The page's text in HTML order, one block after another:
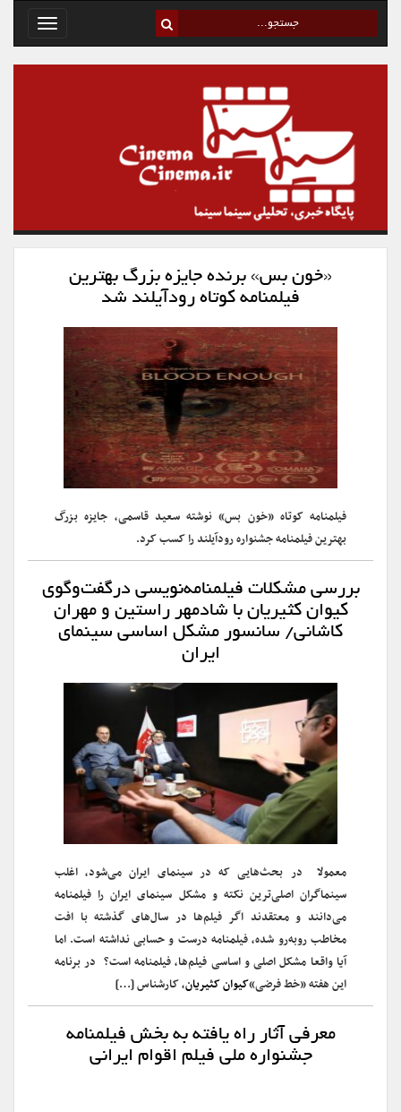
Toggle
«خون ‌بس» برنده جایزه بزرگ بهترین
فیلمنامه کوتاه رودآیلند شد
فیلمنامه کوتاه «خون ‌بس» نوشته سعید قاسمی، جایزه بزرگ
بهترین فیلمنامه جشنواره رودآیلند را کسب کرد.
بررسی مشکلات فیلمنامه‌نویسی درگفت‌وگوی
کیوان‌ کثیریان با شادمهر راستین و مهران‌
کاشانی/ سانسور مشکل اساسی سینمای
ایران
معمولا در بحث‌هایی که در سینمای ایران می‌شود، ‌اغلب
سینماگران اصلی‌ترین نکته و مشکل سینمای ایران را فیلمنامه
می‌دانند و معتقدند اگر فیلم‌ها در سال‌های گذشته با افت
مخاطب روبه‌رو شده، فیلمنامه درست و حسابی نداشته است. اما
آیا واقعا مشکل اصلی و اساسی فیلم‌ها، فیلمنامه است؟ در برنامه
این هفته «خط فرضی»کیوان کثیریان، کارشناس […]
معرفی آثار راه یافته به بخش فیلمنامه
جشنواره ملی فیلم اقوام ایرانی